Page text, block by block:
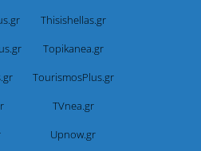
Thisishellas.gr
Topikanea.gr
TourismosPlus.gr
TVnea.gr
Upnow.gr